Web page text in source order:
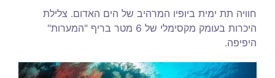
חוויה תת ימית ביופיו המרהיב של הים האדום. צלילת
היכרות בעומק מקסימלי של 6 מטר בריף "המערות"
היפיפה.